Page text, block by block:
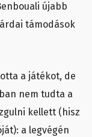
újabb
támodások
a játékot, de
nem tudta a
kellett (hisz
a legvégén